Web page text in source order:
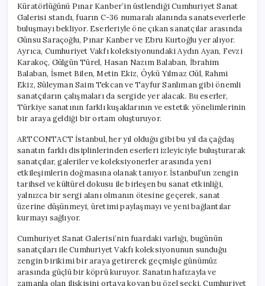
Küratörlüğünü Pınar Kanber’in üstlendiği Cumhuriyet Sanat
Galerisi standı, fuarın C-36 numaralı alanında sanatseverlerle
buluşmayı bekliyor. Eserleriyle öne çıkan sanatçılar arasında
Günsu Saraçoğlu, Pınar Kanber ve Ebru Kurtoğlu yer alıyor.
Ayrıca, Cumhuriyet Vakfı koleksiyonundaki Aydın Ayan, Fevzi
Karakoç, Gülgün Türel, Hasan Nazım Balaban, İbrahim
Balaban, İsmet Bilen, Metin Ekiz, Öykü Yılmaz Gül, Rahmi
Ekiz, Süleyman Saim Tekcan ve Tayfur Sanlıman gibi önemli
sanatçıların çalışmaları da sergide yer alacak. Bu eserler,
Türkiye sanatının farklı kuşaklarının ve estetik yönelimlerinin
bir araya geldiği bir ortam oluşturuyor.
ARTCONTACT İstanbul, her yıl olduğu gibi bu yıl da çağdaş
sanatın farklı disiplinlerinden eserleri izleyiciyle buluşturarak
sanatçılar, galeriler ve koleksiyonerler arasında yeni
etkileşimlerin doğmasına olanak tanıyor. İstanbul’un zengin
tarihsel ve kültürel dokusu ile birleşen bu sanat etkinliği,
yalnızca bir sergi alanı olmanın ötesine geçerek, sanat
üzerine düşünmeyi, üretimi paylaşmayı ve yeni bağlantılar
kurmayı sağlıyor.
Cumhuriyet Sanat Galerisi’nin fuardaki varlığı, bugünün
sanatçıları ile Cumhuriyet Vakfı koleksiyonunun sunduğu
zengin birikimi bir araya getirerek geçmişle günümüz
arasında güçlü bir köprü kuruyor. Sanatın hafızayla ve
zamanla olan ilişkisini ortaya koyan bu özel seçki, Cumhuriyet